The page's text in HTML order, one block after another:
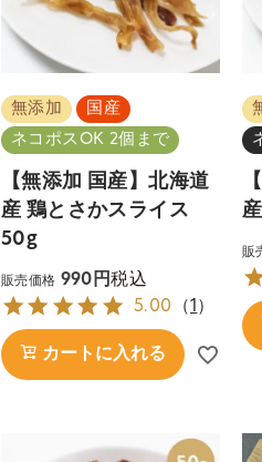
無添加
国産
ネコポスOK 2個まで
【無添加 国産】北海道
産 鶏とさかスライス
50g
販売価格 990 税込
5.00 （1 ）
カートに入れる
販